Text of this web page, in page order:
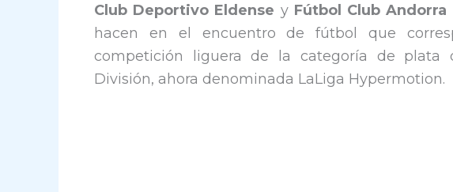
Club Deportivo Eldense yFútbol Club Andorra
hacen en el encuentro de fútbol que
competición liguera de la categoría de plata
División, ahora denominada LaLiga Hypermotion.